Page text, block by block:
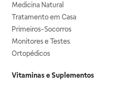
Medicina Natural
Tratamento em Casa
Primeiros-Socorros
Monitores e Testes
Ortopédicos
Vitaminas e Suplementos